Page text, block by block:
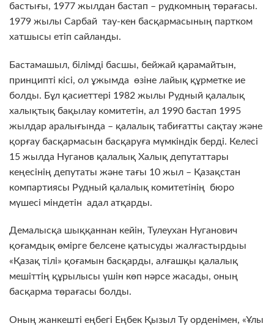
бастығы, 1977 жылдан бастап – рудкомның төрағасы.
1979 жылы Сарбай тау-кен басқармасының партком
хатшысы етіп сайланды.
Бастамашыл, білімді басшы, бейжай қарамайтын,
принципті кісі, ол ұжымда өзіне лайық құрметке ие
болды. Бұл қасиеттері 1982 жылы Рудный қалалық
халықтық бақылау комитетін, ал 1990 бастап 1995
жылдар аралығында – қалалық табиғатты сақтау және
қорғау басқармасын басқаруға мүмкіндік берді. Келесі
15 жылда Нуганов қалалық Халық депутаттары
кеңесінің депутаты және тағы 10 жыл – Қазақстан
компартиясы Рудный қалалық комитетінің бюро
мүшесі міндетін адал атқарды.
Демалысқа шыққаннан кейін, Тулеухан Нуганович
қоғамдық өмірге белсене қатысуды жалғастырдыы
«Қазақ тілі» қоғамын басқарды, алғашқы қалалық
мешіттің құрылысы үшін көп нәрсе жасады, оның
басқарма төрағасы болды.
Оның жанкешті еңбегі Еңбек Қызыл Ту орденімен, «Ұлы